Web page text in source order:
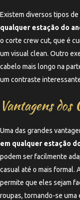
Existem diversos tipos de
qualquer estação do
o corte crew cut, que é
um visual clean. Outro
cabelo mais longo na
um contraste
Vantagens
Uma das grandes
em qualquer estação
podem ser facilmente
casual até o mais formal.
permite que eles sejam
roupas, tornando-se uma